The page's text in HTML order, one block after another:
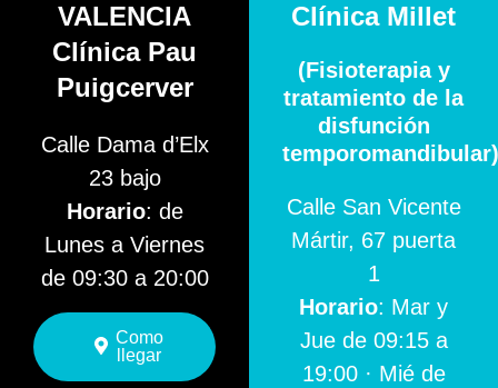
VALENCIA
Clínica Pau
Puigcerver
Calle Dama d’Elx
23 bajo
Horario: de
Lunes a Viernes
de 09:30 a 20:00
Como
llegar
Clínica Millet
(Fisioterapia y
tratamiento de la
disfunción
temporomandibular)
Calle San Vicente
Mártir, 67 puerta
1
Horario: Mar y
Jue de 09:15 a
19:00 · Mié de